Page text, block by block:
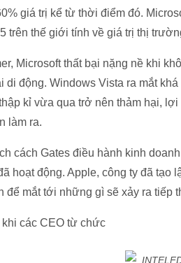
giá trị kể từ thời điểm đó.
trên thế giới tính về giá trị thị
Microsoft thất bại nặng nề khi
di động. Windows Vista ra mắt
kỉ vừa qua trở nên thảm hại,
làm ra.
cách Gates điều hành kinh
hoạt động. Apple, công ty đã tạo
để mắt tới những gì sẽ xảy ra tiếp
khi các CEO từ chức